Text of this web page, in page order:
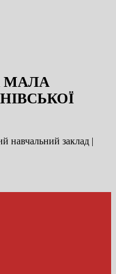
МАЛА
навчальний заклад |